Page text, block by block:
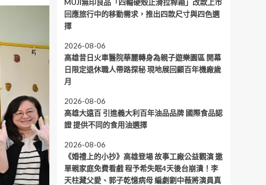
MUJI無印良品「四輪硬殼止滑拉桿箱」改款上市
回應旅行中的移動需求，推出四款尺寸與四色選
擇
2026-08-06
高雄昔日火車醫院華麗轉身為親子遊樂園區 開幕
日限定退休職人帶路探秘 現地展回顧百年機廠歲
月
2026-08-06
高雄大遠百 引進義大利百年油品品牌 國際食品認
證 提供不同的食用油選擇
2026-08-06
《婚禮上的小抄》高雄登場 故事工廠公益觀演 邀
單親家庭免費看戲 程予希失眠4天後台崩潰！李
天柱藏父愛、郭子乾憶病母 編劇劉中薇將演員真